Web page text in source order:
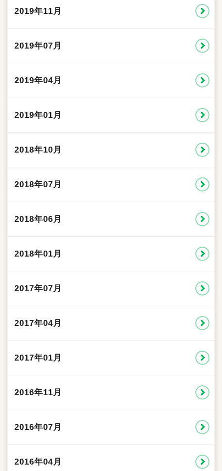
2019年11月
2019年07月
2019年04月
2019年01月
2018年10月
2018年07月
2018年06月
2018年01月
2017年07月
2017年04月
2017年01月
2016年11月
2016年07月
2016年04月